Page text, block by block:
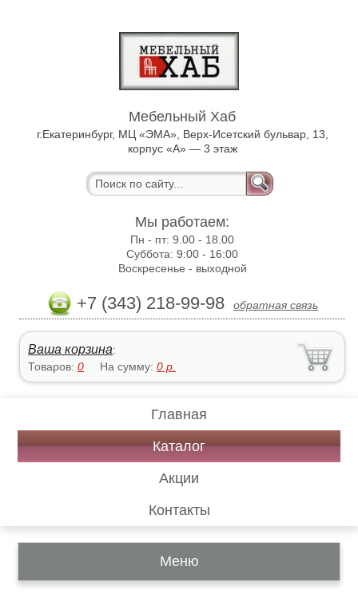
Мебельный Хаб
г.Екатеринбург, МЦ «ЭМА», Верх-Исетский бульвар, 13,
корпус «А» — 3 этаж
Мы работаем:
Пн - пт:9.00 - 18.00
Суббота:9:00 - 16:00
Воскресенье - выходной
+7 (343) 218-99-98 обратная связь
Ваша корзина:
Товаров:0 На сумму:0 р.
Главная
Каталог
Акции
Контакты
Меню